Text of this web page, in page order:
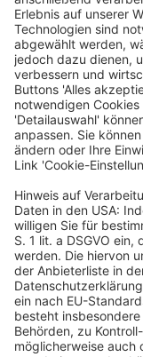
Veröffentlicht am3.
Am 27.5.2026 hat
Standards
abrufbare
European
(EFRAG) „Draft
WEITERLESEN
Bilanzrecht und
Bitkom: Vier
Mitarbeiter am
Veröffentlicht am30.